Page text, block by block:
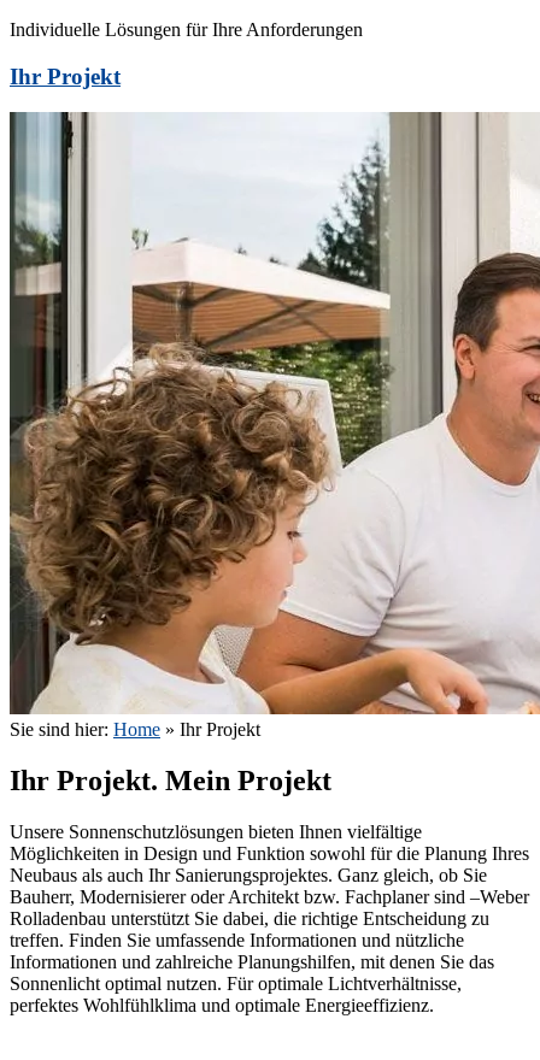
Individuelle Lösungen für Ihre Anforderungen
Ihr Projekt
Sie sind hier: Home » Ihr Projekt
Ihr Projekt. Mein Projekt
Unsere Sonnenschutzlösungen bieten Ihnen vielfältige
Möglichkeiten in Design und Funktion sowohl für die Planung Ihres
Neubaus als auch Ihr Sanierungsprojektes. Ganz gleich, ob Sie
Bauherr, Modernisierer oder Architekt bzw. Fachplaner sind –Weber
Rolladenbau unterstützt Sie dabei, die richtige Entscheidung zu
treffen. Finden Sie umfassende Informationen und nützliche
Informationen und zahlreiche Planungshilfen, mit denen Sie das
Sonnenlicht optimal nutzen. Für optimale Lichtverhältnisse,
perfektes Wohlfühlklima und optimale Energieeffizienz.